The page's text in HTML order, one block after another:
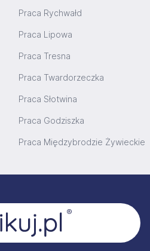
Praca Rychwałd
Praca Lipowa
Praca Tresna
Praca Twardorzeczka
Praca Słotwina
Praca Godziszka
Praca Międzybrodzie Żywieckie